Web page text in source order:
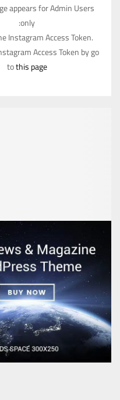
appears for Admin Users
only:
Instagram Access Token.
Access Token by go
tothis page